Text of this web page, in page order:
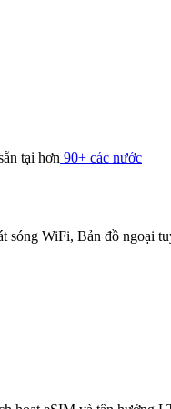
tại hơn 90+ các nước
sóng WiFi, Bản đồ ngoại